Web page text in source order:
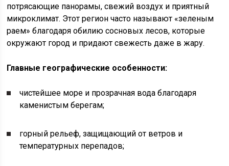
потрясающие панорамы, свежий воздух и приятный
микроклимат. Этот регион часто называют «зеленым
раем» благодаря обилию сосновых лесов, которые
окружают город и придают свежесть даже в жару.
Главные географические особенности:
чистейшее море и прозрачная вода благодаря
каменистым берегам;
горный рельеф, защищающий от ветров и
температурных перепадов;